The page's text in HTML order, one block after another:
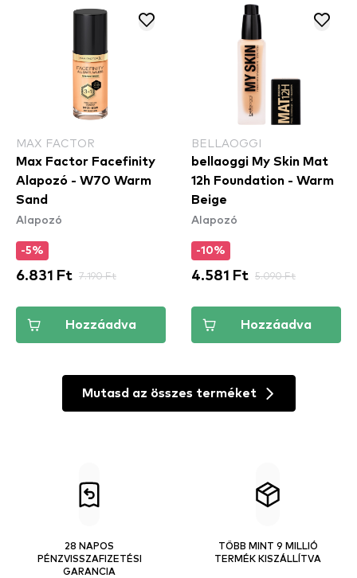
MAX FACTOR
Max Factor Facefinity
Alapozó - W70 Warm
Sand
Alapozó
-5%
6.831 Ft 7.190 Ft
Hozzáadva
BELLAOGGI
bellaoggi My Skin Mat
12h Foundation - Warm
Beige
Alapozó
-10%
4.581 Ft 5.090 Ft
Hozzáadva
Mutasd az összes terméket
28 NAPOS
PÉNZVISSZAFIZETÉSI
GARANCIA
TÖBB MINT 9 MILLIÓ
TERMÉK KISZÁLLÍTVA